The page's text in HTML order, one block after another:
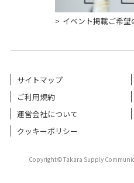
イベント掲載ご希望
サイトマップ
ご利用規約
運営会社について
クッキーポリシー
Copyright©Takara Supply